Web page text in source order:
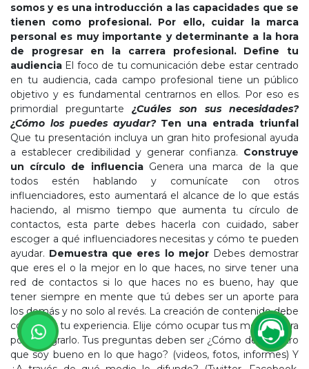
somos y es una introducción a las capacidades que se
tienen como profesional. Por ello, cuidar la marca
personal es muy importante y determinante a la hora
de progresar en la carrera profesional. Define tu
audiencia El foco de tu comunicación debe estar centrado
en tu audiencia, cada campo profesional tiene un público
objetivo y es fundamental centrarnos en ellos. Por eso es
primordial preguntarte¿Cuáles son sus necesidades?
¿Cómo los puedes ayudar? Ten una entrada triunfal
Que tu presentación incluya un gran hito profesional ayuda
a establecer credibilidad y generar confianza. Construye
un círculo de influencia Genera una marca de la que
todos estén hablando y comunícate con otros
influenciadores, esto aumentará el alcance de lo que estás
haciendo, al mismo tiempo que aumenta tu círculo de
contactos, esta parte debes hacerla con cuidado, saber
escoger a qué influenciadores necesitas y cómo te pueden
ayudar. Demuestra que eres lo mejor Debes demostrar
que eres el o la mejor en lo que haces, no sirve tener una
red de contactos si lo que haces no es bueno, hay que
tener siempre en mente que tú debes ser un aporte para
los demás y no solo al revés. La creación de contenido debe
confirmar tu experiencia. Elije cómo ocupar tus medios para
poder lograrlo. Tus preguntas deben ser ¿Cómo demuestro
que soy bueno en lo que hago? (videos, fotos, informes) Y